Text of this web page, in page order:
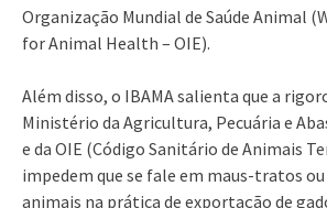
Organização Mundial de Saúde Animal
for Animal Health – OIE).
Além disso, o IBAMA salienta que a
Ministério da Agricultura, Pecuária e
e da OIE (Código Sanitário de Animais
impedem que se fale em maus-tratos ou
animais na prática de exportação de